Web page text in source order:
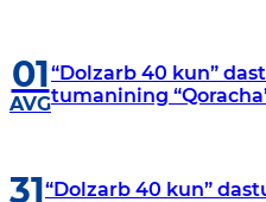
01
AVG
“Dolzarb 40 kun”
tumanining
31“Dolzarb 40 kun”